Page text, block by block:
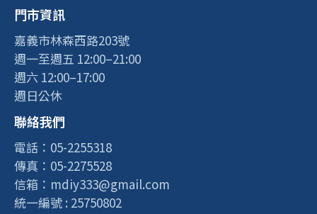
門市資訊
嘉義市林森西路203號
週一至週五 12:00–21:00
週六 12:00–17:00
週日公休
聯絡我們
電話：05-2255318
傳真：05-2275528
信箱：mdiy333@gmail.com
統一編號 : 25750802